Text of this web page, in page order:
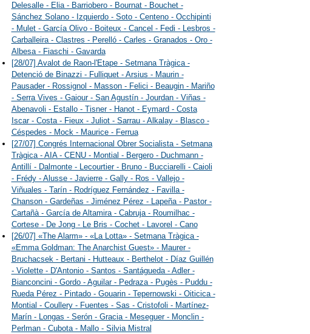
Delesalle - Elia - Barriobero - Bournat - Bouchet -
Sánchez Solano - Izquierdo - Soto - Centeno - Occhipinti
- Mulet - García Olivo - Boiteux - Cancel - Fedi - Lesbros -
Carballeira - Clastres - Perelló - Carles - Granados - Oro -
Albesa - Fiaschi - Gavarda
[28/07] Avalot de Raon-l'Etape - Setmana Tràgica -
Detenció de Binazzi - Fulliquet - Arsius - Maurin -
Pausader - Rossignol - Masson - Felici - Beaugin - Mariño
- Serra Vives - Gaiour - San Agustín - Jourdan - Viñas -
Abenavoli - Estallo - Tisner - Hanot - Eymard - Costa
Iscar - Costa - Fieux - Juliot - Sarrau - Alkalay - Blasco -
Céspedes - Mock - Maurice - Ferrua
[27/07] Congrés Internacional Obrer Socialista - Setmana
Tràgica - AIA - CENU - Montial - Bergero - Duchmann -
Antillí - Dalmonte - Lecourtier - Bruno - Bucciarelli - Caioli
- Frédy - Alusse - Javierre - Gally - Ros - Vallejo -
Viñuales - Tarín - Rodríguez Fernández - Favilla -
Chanson - Gardeñas - Jiménez Pérez - Lapeña - Pastor -
Cartañà - García de Altamira - Cabruja - Roumilhac -
Cortese - De Jong - Le Bris - Cochet - Lavorel - Cano
[26/07] «The Alarm» - «La Lotta» - Setmana Tràgica -
«Emma Goldman: The Anarchist Guest» - Maurer -
Bruchacsek - Bertani - Hutteaux - Berthelot - Díaz Guillén
- Violette - D'Antonio - Santos - Santágueda - Adler -
Bianconcini - Gordo - Aguilar - Pedraza - Pugès - Puddu -
Rueda Pérez - Pintado - Gouarin - Tepernowski - Oiticica -
Montial - Coullery - Fuentes - Sas - Cristofoli - Martínez-
Marín - Longas - Serón - Gracia - Meseguer - Monclin -
Perlman - Cubota - Mallo - Silvia Mistral